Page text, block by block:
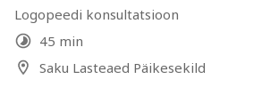
Logopeedi konsultatsioon
45 min
Saku Lasteaed Päikesekild